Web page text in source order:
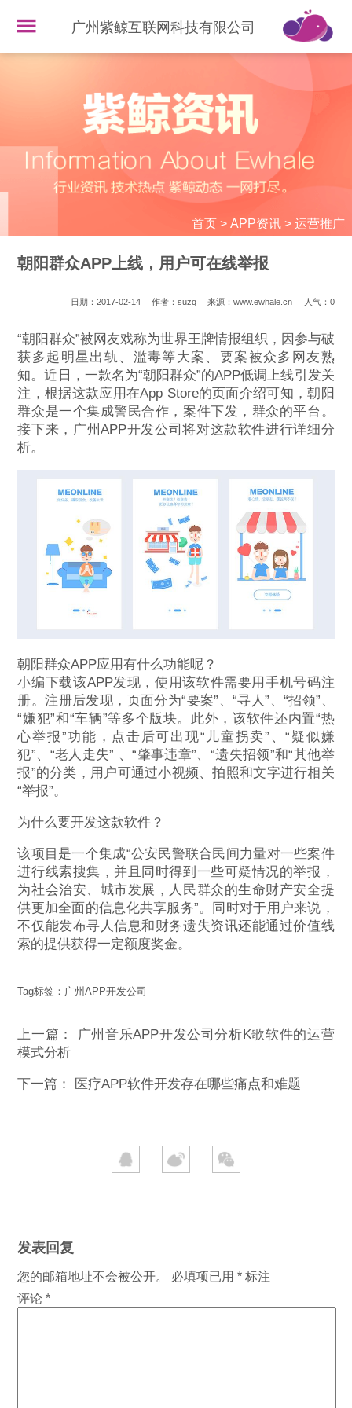
广州紫鲸互联网科技有限公司
首页> APP资讯> 运营推广
朝阳群众APP上线，用户可在线举报
日期：2017-02-14 作者：suzq 来源：www.ewhale.cn 人气： 0
“朝阳群众”被网友戏称为世界王牌情报组织，因参与破
获多起明星出轨、滥毒等大案、要案被众多网友熟
知。近日，一款名为“朝阳群众”的APP低调上线引发关
注，根据这款应用在App Store的页面介绍可知，朝阳
群众是一个集成警民合作，案件下发，群众的平台。
接下来，广州APP开发公司将对这款软件进行详细分
析。
朝阳群众APP应用有什么功能呢？
小编下载该APP发现，使用该软件需要用手机号码注
册。注册后发现，页面分为“要案”、“寻人”、“招领”、
“嫌犯”和“车辆”等多个版块。此外，该软件还内置“热
心举报”功能，点击后可出现“儿童拐卖”、“疑似嫌
犯”、“老人走失” 、“肇事违章”、“遗失招领”和“其他举
报”的分类，用户可通过小视频、拍照和文字进行相关
“举报”。
为什么要开发这款软件？
该项目是一个集成“公安民警联合民间力量对一些案件
进行线索搜集，并且同时得到一些可疑情况的举报，
为社会治安、城市发展，人民群众的生命财产安全提
供更加全面的信息化共享服务”。同时对于用户来说，
不仅能发布寻人信息和财务遗失资讯还能通过价值线
索的提供获得一定额度奖金。
Tag标签： 广州APP开发公司
上一篇：
广州音乐APP开发公司分析K歌软件的运营
模式分析
下一篇： 医疗APP软件开发存在哪些痛点和难题
发表回复
您的邮箱地址不会被公开。 必填项已用* 标注
评论*